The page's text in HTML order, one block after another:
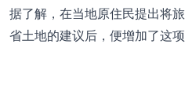
据了解，在当地原住民提出将
省土地的建议后，便增加了这